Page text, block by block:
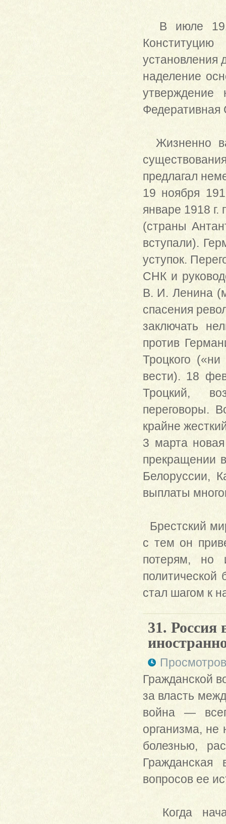
В июле 1918
установления
наделение
утверждение
Жизненно
предлагал
19 ноября
январе 1918 г.
(страны
вступали).
уступок.
СНК и
В. И. Ленина
спасения
заключать
против
Троцкого
вести). 18
Троцкий,
переговоры.
крайне
3 марта
прекращении
Белоруссии,
выплаты
Брестский
с тем он
потерям, но
политической
стал шагом к
31.
Гражданской
за власть
война —
организма, не
болезнью,
вопросов ее
Когда